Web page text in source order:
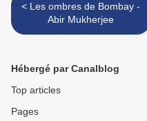
< Les ombres de Bombay -
Abir Mukherjee
Hébergé par Canalblog
Top articles
Pages